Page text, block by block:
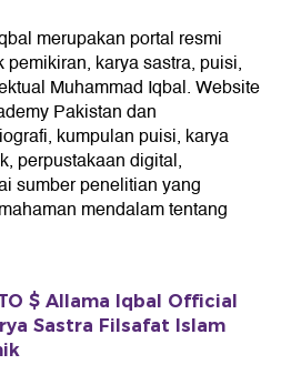
merupakan portal resmi
karya sastra, puisi,
Muhammad Iqbal. Website
Pakistan dan
kumpulan puisi, karya
perpustakaan digital,
sumber penelitian yang
mendalam tentang
$ Allama Iqbal Official
Sastra Filsafat Islam